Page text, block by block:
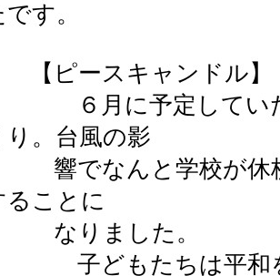
す。
ピースキャンドル】
月に予定していた
り。台風の影
でなんと学校が休校
ることに
りました。
どもたちは平和を